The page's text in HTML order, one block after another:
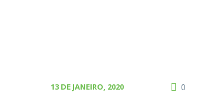
13 DE JANEIRO, 2020 0